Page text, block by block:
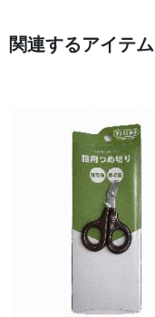
関連するアイテム